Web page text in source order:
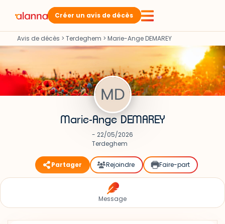
Créer un avis de décès
Avis de décès > Terdeghem > Marie-Ange DEMAREY
Marie-Ange DEMAREY
- 22/05/2026
Terdeghem
Partager Rejoindre Faire-part
Message